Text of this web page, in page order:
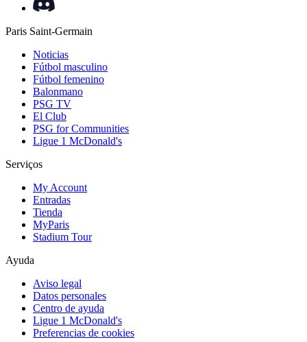
Paris Saint-Germain
Noticias
Fútbol masculino
Fútbol femenino
Balonmano
PSG TV
El Club
PSG for Communities
Ligue 1 McDonald's
Serviços
My Account
Entradas
Tienda
MyParis
Stadium Tour
Ayuda
Aviso legal
Datos personales
Centro de ayuda
Ligue 1 McDonald's
Preferencias de cookies